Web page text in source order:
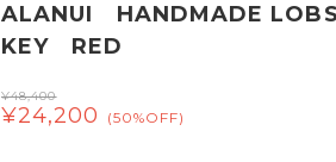
ALANUI HANDMADE
KEY RED
¥48,400
¥24,200 (50%OFF)